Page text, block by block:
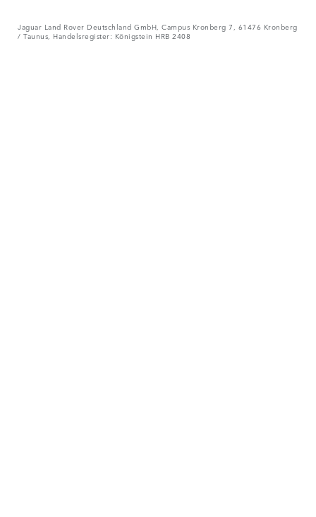
Jaguar Land Rover Deutschland GmbH, Campus Kronberg 7, 61476 Kronberg
/ Taunus, Handelsregister: Königstein HRB 2408